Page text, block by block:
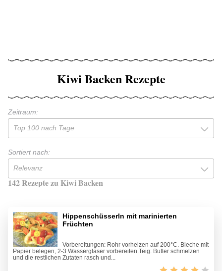
Kiwi Backen Rezepte
Zeitraum:
Top 100 nach Tage
Sortiert nach:
Relevanz
142 Rezepte zu Kiwi Backen
Hippenschüsserln mit marinierten
Früchten
Vorbereitungen: Rohr vorheizen auf 200°C. Bleche mit
Papier belegen, 2-3 Wassergläser vorbereiten.Teig: Butter schmelzen
und die restlichen Zutaten rasch und...